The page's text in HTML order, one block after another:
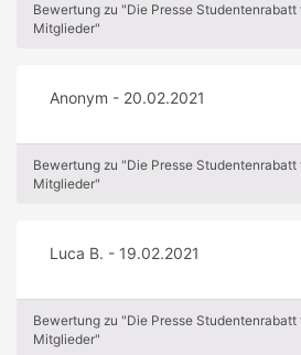
Bewertung zu "Die Presse Studentenrabatt
Mitglieder"
Anonym - 20.02.2021
Bewertung zu "Die Presse Studentenrabatt
Mitglieder"
Luca B. - 19.02.2021
Bewertung zu "Die Presse Studentenrabatt
Mitglieder"